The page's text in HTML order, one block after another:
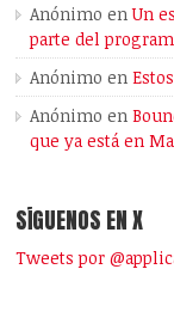
Anónimo enUn
parte del
Anónimo en
Anónimo en
que ya está en
SÍGUENOS EN X
Tweets por